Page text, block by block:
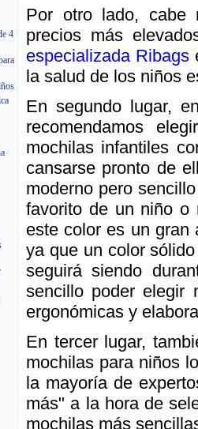
4
Por otro lado, cabe
precios más
especializada Ribags
la salud de los niños
En segundo lugar,
recomendamos
mochilas infantiles
cansarse pronto de
moderno pero
favorito de un niño o
este color es un gran
ya que un color
seguirá siendo
sencillo poder elegir
ergonómicas y
En tercer lugar,
mochilas para niños
la mayoría de
más" a la hora de
mochilas más